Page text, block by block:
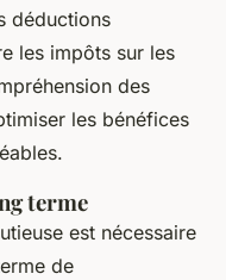
déductions
les impôts sur les
des
les bénéfices
terme
est nécessaire
de